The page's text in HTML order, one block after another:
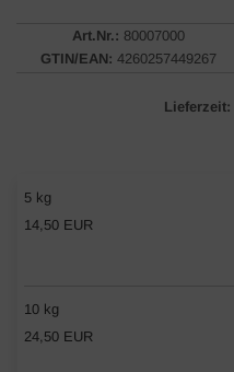
Art.Nr.: 80007000
GTIN/EAN: 4260257449267
Lieferzeit:
5 kg
14,50 EUR
10 kg
24,50 EUR